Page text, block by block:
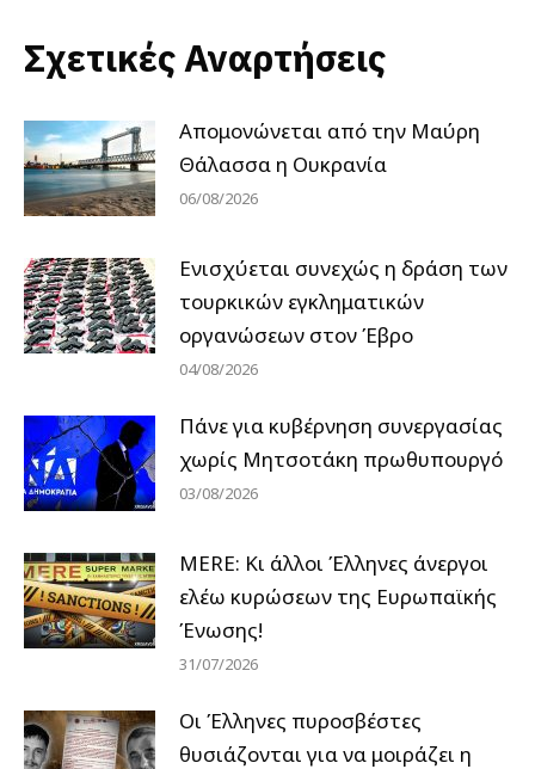
Σχετικές Αναρτήσεις
Απομονώνεται από την Μαύρη
Θάλασσα η Ουκρανία
06/08/2026
Ενισχύεται συνεχώς η δράση των
τουρκικών εγκληματικών
οργανώσεων στον Έβρο
04/08/2026
Πάνε για κυβέρνηση συνεργασίας
χωρίς Μητσοτάκη πρωθυπουργό
03/08/2026
MERE: Κι άλλοι Έλληνες άνεργοι
ελέω κυρώσεων της Ευρωπαϊκής
Ένωσης!
31/07/2026
Οι Έλληνες πυροσβέστες
θυσιάζονται για να μοιράζει η